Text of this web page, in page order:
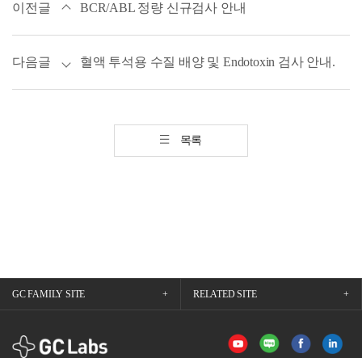
이전글 BCR/ABL 정량 신규검사 안내
다음글 혈액 투석용 수질 배양 및 Endotoxin 검사 안내.
목록
GC FAMILY SITE RELATED SITE
GCLabs